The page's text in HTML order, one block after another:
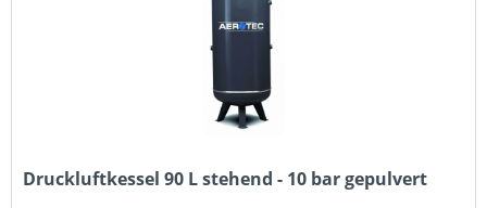
Druckluftkessel 90 L stehend - 10 bar gepulvert